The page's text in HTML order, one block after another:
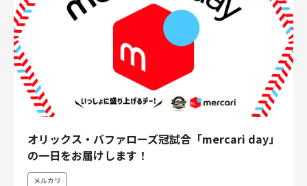
オリックス・バファローズ冠試合「mercari day」
の一日をお届けします！
メルカリ